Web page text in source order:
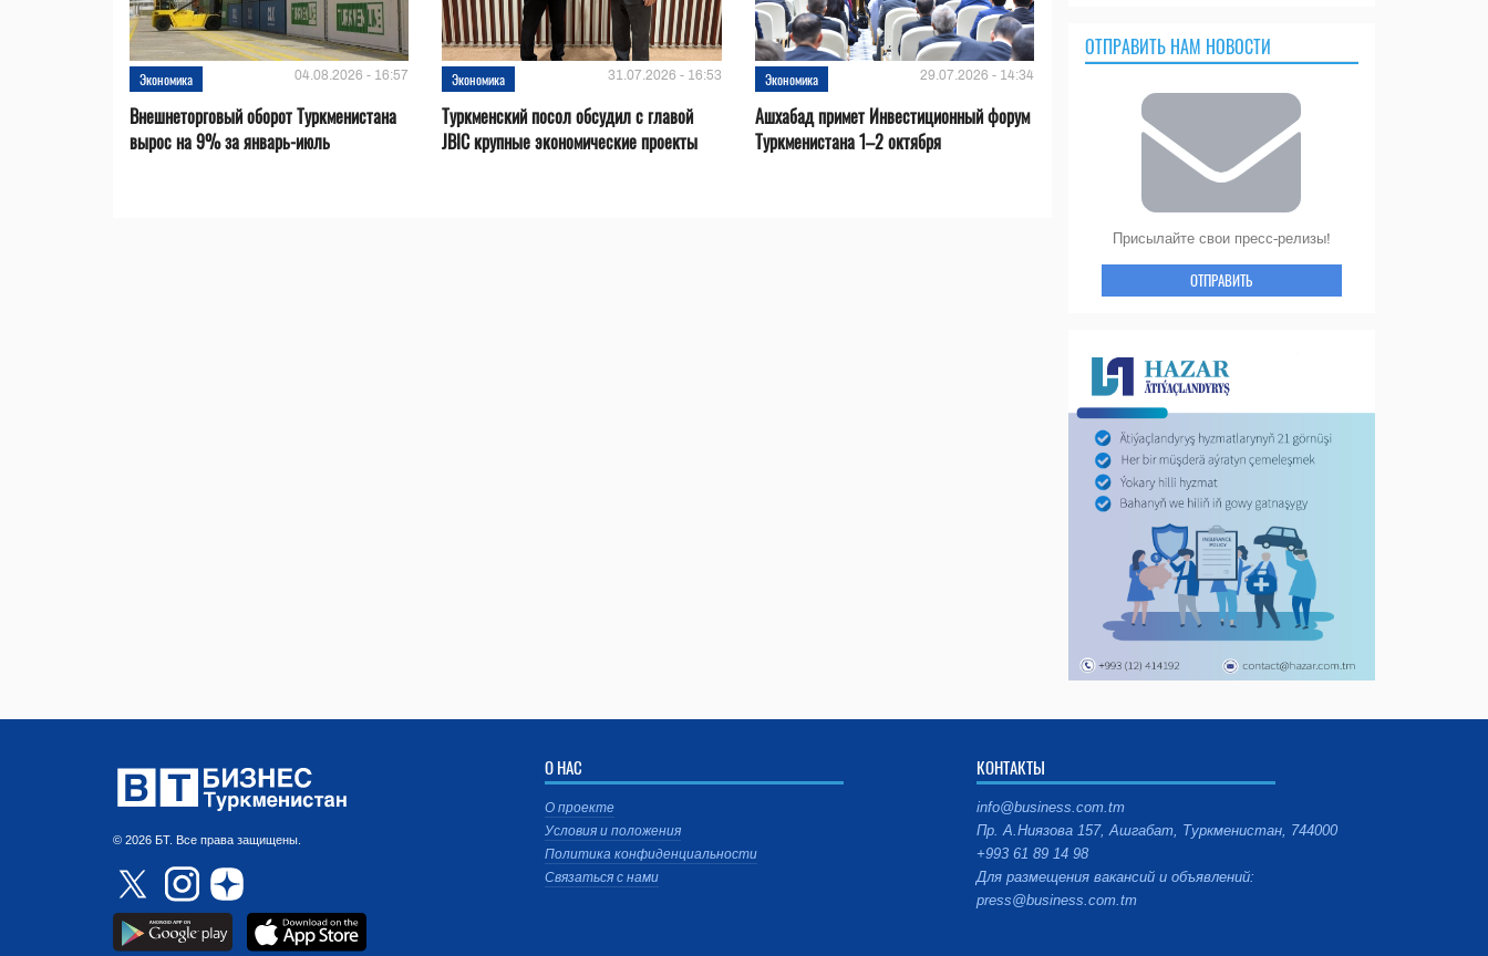
Экономика 04.08.2026 - 16:57
Внешнеторговый оборот Туркменистана
вырос на 9% за январь-июль
Экономика 31.07.2026 - 16:53
Туркменский посол обсудил с главой
JBIC крупные экономические проекты
Экономика 29.07.2026 - 14:34
Ашхабад примет Инвестиционный форум
Туркменистана 1–2 октября
ОТПРАВИТЬ НАМ НОВОСТИ
Присылайте свои пресс-релизы!
ОТПРАВИТЬ
© 2026 БТ. Все права защищены.
О НАС
О проекте
Условия и положения
Политика конфиденциальности
Связаться с нами
КОНТАКТЫ
info@business.com.tm
Пр. А.Ниязова 157, Ашгабат, Туркменистан, 744000
+993 61 89 14 98
Для размещения вакансий и объявлений:
press@business.com.tm